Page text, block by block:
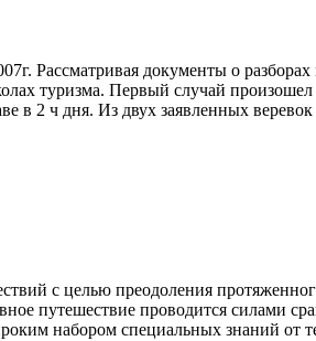
Рассматривая документы о
туризма. Первый случай
в 2 ч дня. Из двух заявленных
с целью преодоления
путешествие проводится силами
набором специальных знаний от